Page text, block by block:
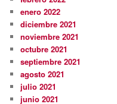
enero 2022
diciembre 2021
noviembre 2021
octubre 2021
septiembre 2021
agosto 2021
julio 2021
junio 2021